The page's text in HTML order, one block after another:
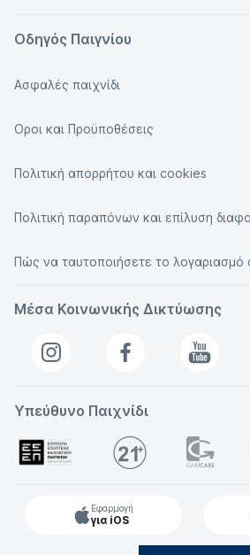
Οδηγός Παιγνίου
Ασφαλές παιχνίδι
Οροι και Προϋποθέσεις
Πολιτική απορρήτου και cookies
Πολιτική παραπόνων και επίλυση
Πώς να ταυτοποιήσετε το λογαριασμό
Μέσα Κοινωνικής Δικτύωσης
Υπεύθυνο Παιχνίδι
Εφαρμογή
για iOS